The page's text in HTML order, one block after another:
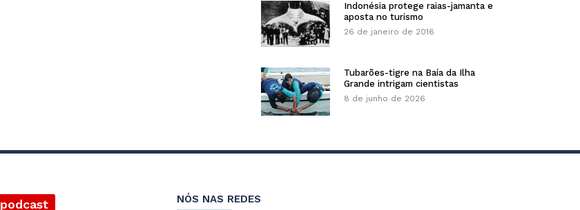
Indonésia protege raias-jamanta e
aposta no turismo
26 de janeiro de 2016
Tubarões-tigre na Baía da Ilha
Grande intrigam cientistas
8 de junho de 2026
podcast NÓS NAS REDES